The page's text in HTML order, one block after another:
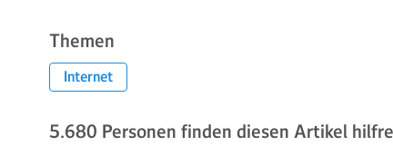
Themen
Internet
5.680 Personen finden diesen Artikel